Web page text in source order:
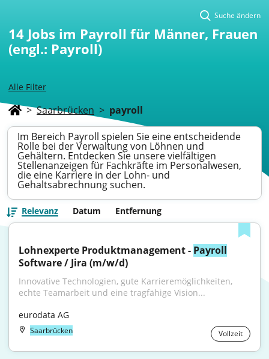
Alle Filter
Suche ändern
14 Jobs im Payroll für Männer, Frauen
(engl.: Payroll)
> Saarbrücken > payroll
Im Bereich Payroll spielen Sie eine entscheidende
Rolle bei der Verwaltung von Löhnen und
Gehältern. Entdecken Sie unsere vielfältigen
Stellenanzeigen für Fachkräfte im Personalwesen,
die eine Karriere in der Lohn- und
Gehaltsabrechnung suchen.
Relevanz Datum Entfernung
Lohnexperte Produktmanagement - Payroll
Software / Jira (m/w/d)
Innovative Technologien, gute Karrieremöglichkeiten,
echte Teamarbeit und eine tragfähige Vision...
eurodata AG
Saarbrücken Vollzeit